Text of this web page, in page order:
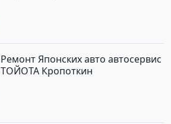
Ремонт Японских авто автосервис
ТОЙОТА Кропоткин